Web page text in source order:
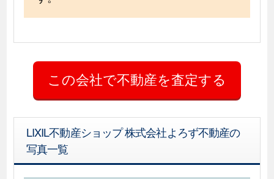
LIXIL不動産ショップ 株式会社よろず不動産の
写真一覧